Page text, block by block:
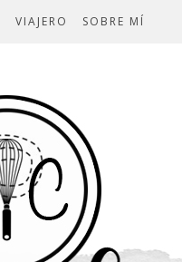
VIAJERO SOBRE MÍ